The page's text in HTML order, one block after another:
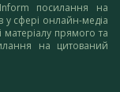
посилання на
у сфері онлайн-медіа
прямого та
на цитований